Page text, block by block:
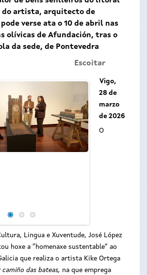
do artista, arquitecto de
verse ata o 10 de abril nas
olívicas de Afundación, tras o
da sede, de Pontevedra
Escoitar
Vigo,
28 de
marzo
de 2026
O
Lingua e Xuventude, José López
hoxe a “homenaxe sustentable” ao
que realiza o artista Kike Ortega
camiño das bateas, na que emprega